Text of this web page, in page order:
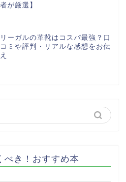
者が厳選】
リーガルの革靴はコスパ最強？口
コミや評判・リアルな感想をお伝
え
べき！おすすめ本